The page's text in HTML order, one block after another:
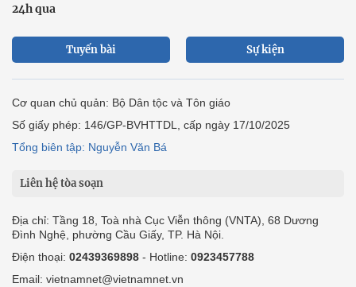
24h qua
Tuyến bài Sự kiện
Cơ quan chủ quản: Bộ Dân tộc và Tôn giáo
Số giấy phép: 146/GP-BVHTTDL, cấp ngày 17/10/2025
Tổng biên tập: Nguyễn Văn Bá
Liên hệ tòa soạn
Địa chỉ: Tầng 18, Toà nhà Cục Viễn thông (VNTA), 68 Dương
Đình Nghệ, phường Cầu Giấy, TP. Hà Nội.
Điện thoại: 02439369898 - Hotline: 0923457788
Email: vietnamnet@vietnamnet.vn